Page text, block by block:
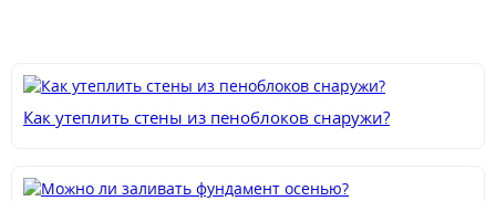
Как утеплить стены из пеноблоков снаружи?